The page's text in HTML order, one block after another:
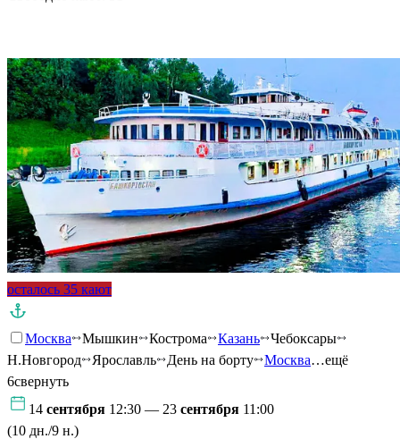
осталось 35 кают
Москва Мышкин Кострома Казань
Чебоксары
Н.Новгород
Ярославль День на борту Москва…ещё
6свернуть
14 сентября 12:30 — 23 сентября 11:00
(10 дн./9 н.)